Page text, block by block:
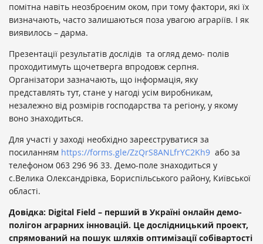
помітна навіть неозброєним оком, при тому фактори, які їх
визначають, часто залишаються поза увагою аграріїв. І як
виявилось – дарма.
Презентації результатів дослідів та огляд демо- полів
проходитимуть щочетверга впродовж серпня.
Організатори зазначають, що інформація, яку
представлять тут, стане у нагоді усім виробникам,
незалежно від розмірів господарства та регіону, у якому
воно знаходиться.
Для участі у заході необхідно зареєструватися за
посиланням https://forms.gle/ZzQrS8ANLfrYC2Kh9 або за
телефоном 063 296 96 33. Демо-поле знаходиться у
с.Велика Олександрівка, Бориспільського району, Київської
області.
Довідка: Digital Field – перший в Україні онлайн демо-
полігон аграрних інновацій. Це дослідницький проект,
спрямований на пошук шляхів оптимізації собівартості